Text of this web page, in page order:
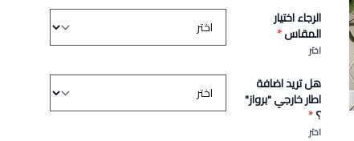
الرجاء اختيار
المقاس*
اختر
هل تريد اضافة
اطار خارجي "برواز"
؟*
اختر